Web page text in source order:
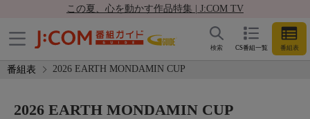
この夏、心を動かす作品特集 | J:COM TV
CS番組一覧 番組表
検索
番組表 2026 EARTH MONDAMIN CUP
2026 EARTH MONDAMIN CUP